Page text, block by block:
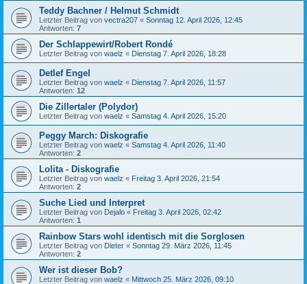
Teddy Bachner / Helmut Schmidt
Letzter Beitrag von vectra207 « Sonntag 12. April 2026, 12:45
Antworten: 7
Der Schlappewirt/Robert Rondé
Letzter Beitrag von waelz « Dienstag 7. April 2026, 18:28
Detlef Engel
Letzter Beitrag von waelz « Dienstag 7. April 2026, 11:57
Antworten: 12
Die Zillertaler (Polydor)
Letzter Beitrag von waelz « Samstag 4. April 2026, 15:20
Peggy March: Diskografie
Letzter Beitrag von waelz « Samstag 4. April 2026, 11:40
Antworten: 2
Lolita - Diskografie
Letzter Beitrag von waelz « Freitag 3. April 2026, 21:54
Antworten: 2
Suche Lied und Interpret
Letzter Beitrag von Dejalo « Freitag 3. April 2026, 02:42
Antworten: 1
Rainbow Stars wohl identisch mit die Sorglosen
Letzter Beitrag von Dieter « Sonntag 29. März 2026, 11:45
Antworten: 2
Wer ist dieser Bob?
Letzter Beitrag von waelz « Mittwoch 25. März 2026, 09:10